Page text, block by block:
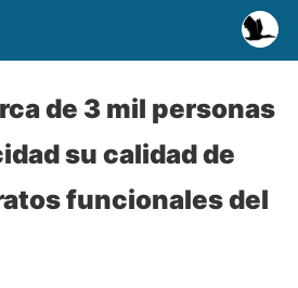
de 3 mil personas
su calidad de
funcionales del